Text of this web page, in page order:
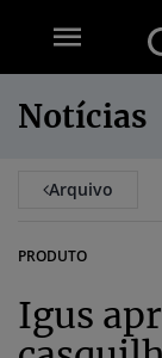
Notícias
Arquivo
PRODUTO
Igus